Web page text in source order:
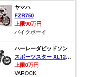
ヤマハ
FZR750
上限90万円
バイクボーイ
ハーレーダビッドソン
スポーツスター XL1200NS アイアン
上限0万円
VAROCK